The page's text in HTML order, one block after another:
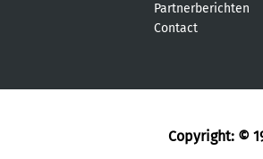
Partnerberichten
Contact
Copyright: ©